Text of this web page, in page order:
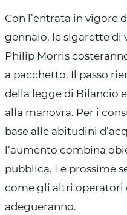
Con l’entrata in vigore
gennaio, le sigarette di
Philip Morris
a pacchetto. Il passo
della legge di Bilancio
alla manovra. Per i
base alle abitudini
l’aumento combina
pubblica. Le prossime
come gli altri operatori
adegueranno.